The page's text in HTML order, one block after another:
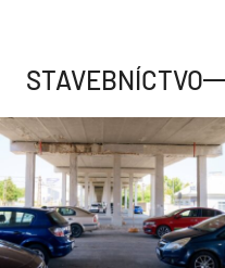
STAVEBNÍCTVO